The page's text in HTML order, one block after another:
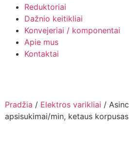
Reduktoriai
Dažnio keitikliai
Konvejeriai / komponentai
Apie mus
Kontaktai
Pradžia / Elektros varikliai /
apsisukimai/min, ketaus korpusas